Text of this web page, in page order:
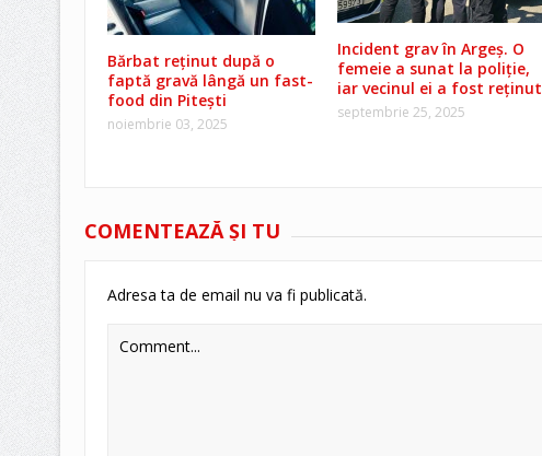
Bărbat reținut după o
faptă gravă lângă un fast-
food din Pitești
noiembrie 03, 2025
Incident grav în Argeș. O
femeie a sunat la poliție,
iar vecinul ei a fost reținut
septembrie 25, 2025
COMENTEAZĂ ŞI TU
Adresa ta de email nu va fi publicată.